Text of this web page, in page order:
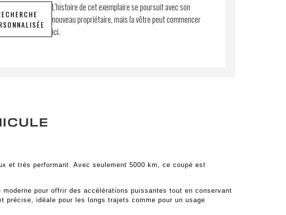
L’histoire de cet exemplaire se poursuit avec son
nouveau propriétaire, mais la vôtre peut commencer
ici.
et très performant. Avec seulement 5000 km, ce coupé est
pour offrir des accélérations puissantes tout en conservant
précise, idéale pour les longs trajets comme pour un usage